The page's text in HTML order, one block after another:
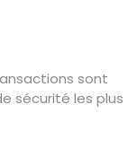
sont
sécurité les plus